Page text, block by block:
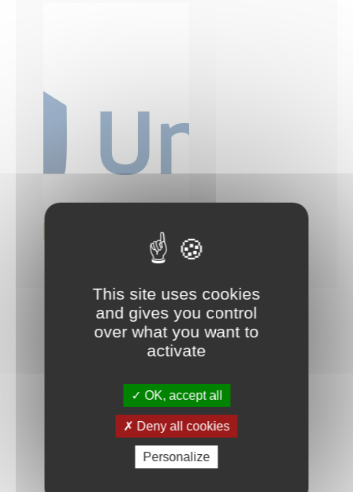
ORGANISATION PROFESSIONNELLE
Contact
01 45 63 30 41
untecnormandie@untec.com
This site uses cookies
and gives you control
over what you want to
activate
OK, accept all
Deny all cookies
Personalize